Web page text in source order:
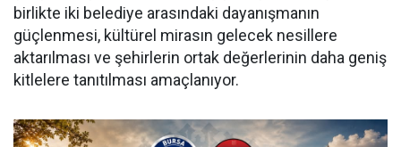
birlikte iki belediye arasındaki dayanışmanın
güçlenmesi, kültürel mirasın gelecek nesillere
aktarılması ve şehirlerin ortak değerlerinin daha geniş
kitlelere tanıtılması amaçlanıyor.